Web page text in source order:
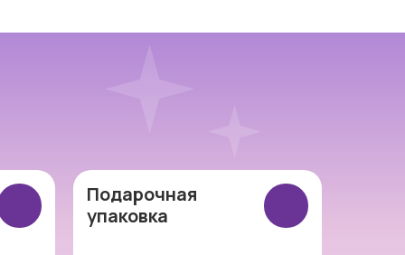
Подарочная
упаковка